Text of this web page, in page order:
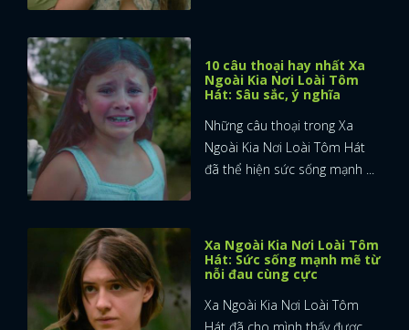
10 câu thoại hay nhất Xa
Ngoài Kia Nơi Loài Tôm
Hát: Sâu sắc, ý nghĩa
Những câu thoại trong Xa
Ngoài Kia Nơi Loài Tôm Hát
đã thể hiện sức sống mạnh ...
Xa Ngoài Kia Nơi Loài Tôm
Hát: Sức sống mạnh mẽ từ
nỗi đau cùng cực
Xa Ngoài Kia Nơi Loài Tôm